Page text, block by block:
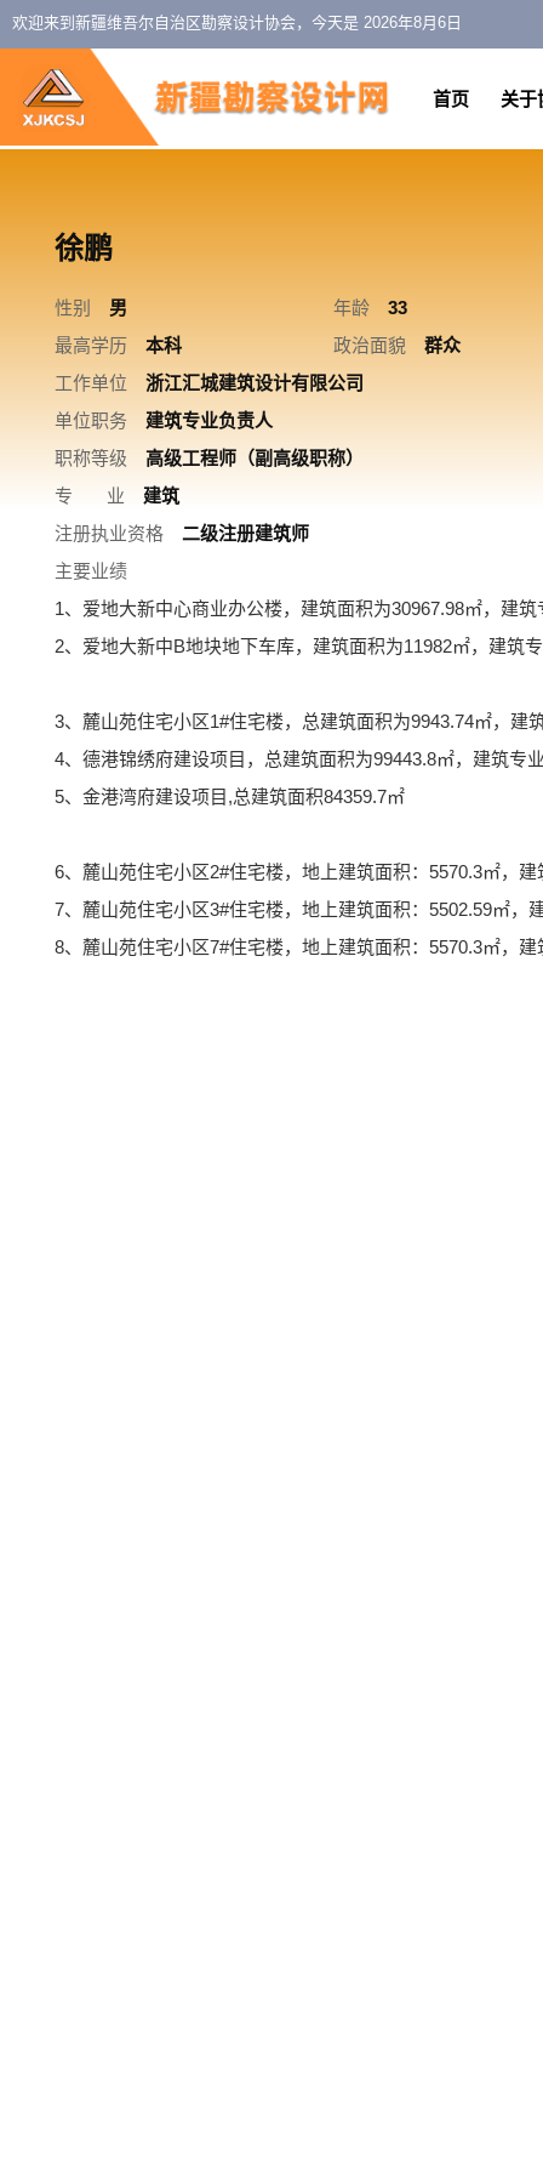
欢迎来到新疆维吾尔自治区勘察设计协会，今天是 2026年8月6日
首页 关于
徐鹏
性别 男 年龄
33
最高学历
本科 政治面貌
群众
工作单位
浙江汇城建筑设计有限公司
单位职务
建筑专业负责人
职称等级
高级工程师（副高级职称）
专 业
建筑
注册执业资格
二级注册建筑师
主要业绩
1、爱地大新中心商业办公楼，建筑面积为30967.98㎡，建筑
2、爱地大新中B地块地下车库，建筑面积为11982㎡，建筑
3、麓山苑住宅小区1#住宅楼，总建筑面积为9943.74㎡，建
4、德港锦绣府建设项目，总建筑面积为99443.8㎡，建筑专
5、金港湾府建设项目,总建筑面积84359.7㎡
6、麓山苑住宅小区2#住宅楼，地上建筑面积：5570.3㎡，建
7、麓山苑住宅小区3#住宅楼，地上建筑面积：5502.59㎡，
8、麓山苑住宅小区7#住宅楼，地上建筑面积：5570.3㎡，建